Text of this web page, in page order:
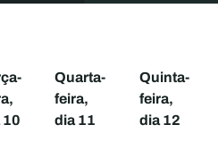
Quarta-
feira,
dia 11
Quinta-
feira,
dia 12